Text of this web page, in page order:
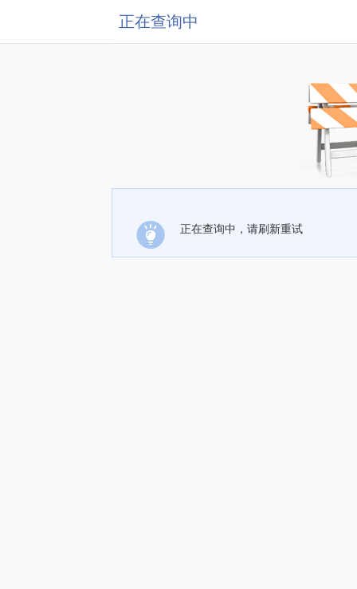
正在查询中
正在查询中，请刷新重试